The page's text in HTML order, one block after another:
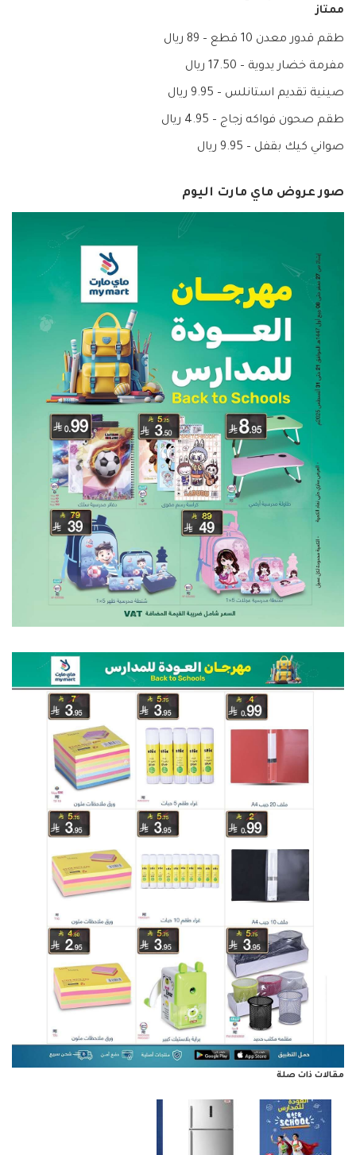
ممتاز
طقم قدور معدن 10 قطع – 89 ريال
مفرمة خضار يدوية – 17.50 ريال
صينية تقديم استانلس – 9.95 ريال
طقم صحون فواكه زجاج – 4.95 ريال
صواني كيك بقفل – 9.95 ريال
صور عروض ماي مارت اليوم
مقالات ذات صلة